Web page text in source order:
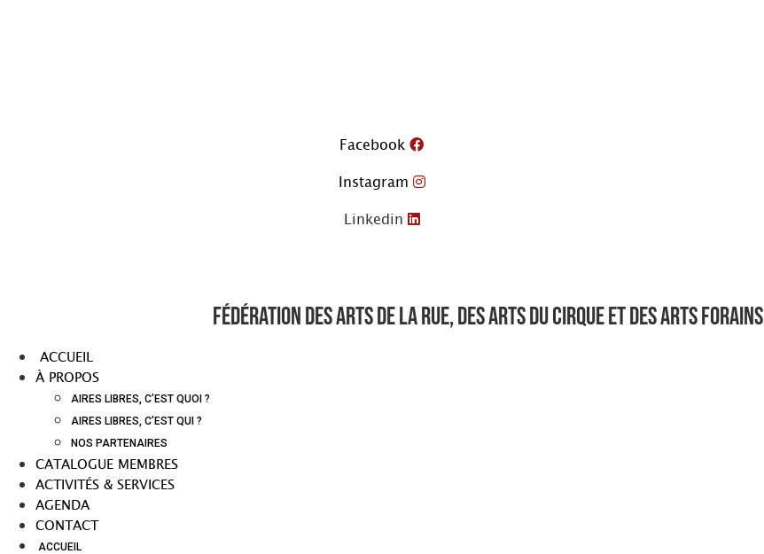
Facebook
Instagram
Linkedin
Fédération des arts de la rue, des arts du cirque et des arts forains
ACCUEIL
À PROPOS
AIRES LIBRES, C’EST QUOI ?
AIRES LIBRES, C’EST QUI ?
NOS PARTENAIRES
CATALOGUE MEMBRES
ACTIVITÉS & SERVICES
AGENDA
CONTACT
ACCUEIL